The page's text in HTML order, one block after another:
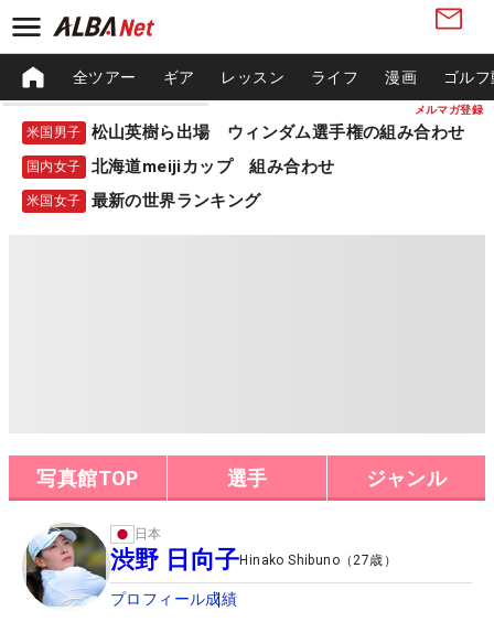
メルマガ登録
全ツアー ギア レッスン ライフ 漫画 ゴル
米国男子 松山英樹ら出場 ウィンダム選手権の組み合わせ
国内女子 北海道meijiカップ 組み合わせ
米国女子 最新の世界ランキング
写真館TOP 選手 ジャンル
日本
渋野 日向子Hinako Shibuno （ 27歳）
プロフィール成績